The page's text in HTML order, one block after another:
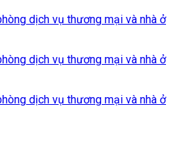
dịch vụ thương mại và nhà ở
dịch vụ thương mại và nhà ở
dịch vụ thương mại và nhà ở